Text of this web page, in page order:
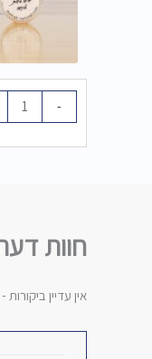
-
כמות
בסיס
חוות
אין עדיין